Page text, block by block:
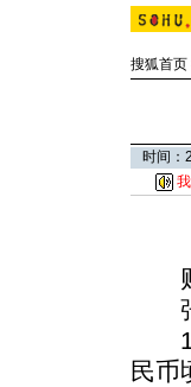
搜狐首页
时间
财
14
民币